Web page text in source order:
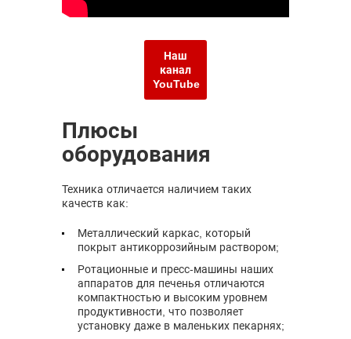
Наш
канал
YouTube
Плюсы
оборудования
Техника отличается наличием таких
качеств как:
Металлический каркас, который
покрыт антикоррозийным раствором;
Ротационные и пресс-машины наших
аппаратов для печенья отличаются
компактностью и высоким уровнем
продуктивности, что позволяет
установку даже в маленьких пекарнях;